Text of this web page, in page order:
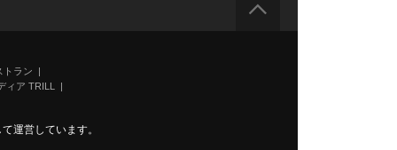
ラン
ィア TRILL
運営しています。